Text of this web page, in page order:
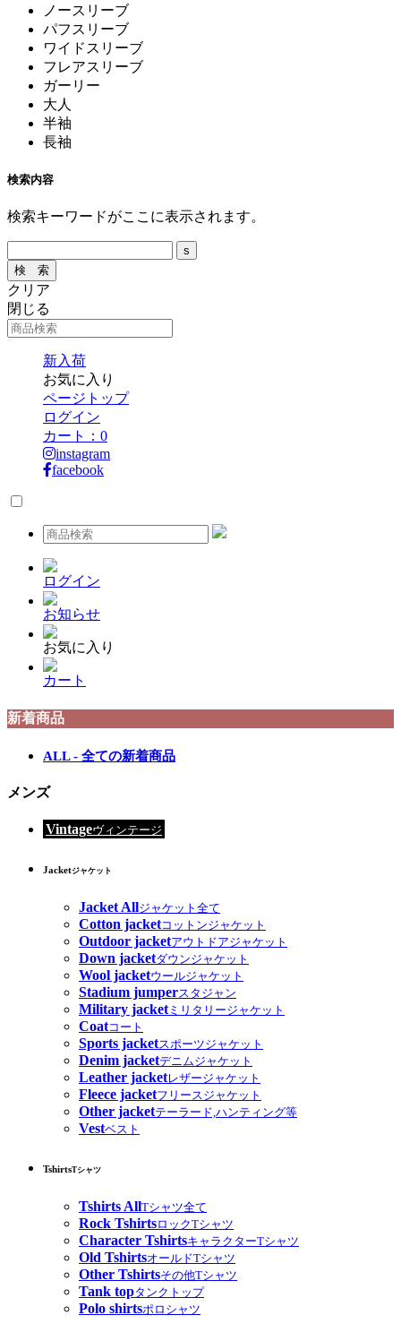
ノースリーブ
パフスリーブ
ワイドスリーブ
フレアスリーブ
ガーリー
大人
半袖
長袖
検索内容
検索キーワードがここに表示されます。
クリア
閉じる
新入荷
お気に入り
ページトップ
ログイン
カート： 0
instagram
facebook
ログイン
お知らせ
お気に入り
カート
新着商品
ALL - 全ての新着商品
メンズ
Vintageヴィンテージ
Jacketジャケット
Jacket Allジャケット全て
Cotton jacketコットンジャケット
Outdoor jacketアウトドアジャケット
Down jacketダウンジャケット
Wool jacketウールジャケット
Stadium jumperスタジャン
Military jacketミリタリージャケット
Coatコート
Sports jacketスポーツジャケット
Denim jacketデニムジャケット
Leather jacketレザージャケット
Fleece jacketフリースジャケット
Other jacketテーラード,ハンティング等
Vestベスト
TshirtsTシャツ
Tshirts AllTシャツ全て
Rock TshirtsロックTシャツ
Character TshirtsキャラクターTシャツ
Old TshirtsオールドTシャツ
Other Tshirtsその他Tシャツ
Tank topタンクトップ
Polo shirtsポロシャツ